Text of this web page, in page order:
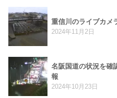
重信川のライブカメ
2024年11月2日
名阪国道の状況を
報
2024年10月23日